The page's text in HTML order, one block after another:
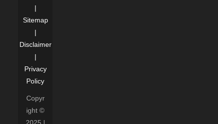
|
Sitemap
|
Disclaimer
|
Privacy
Policy
Copyr
ight ©
2025 |